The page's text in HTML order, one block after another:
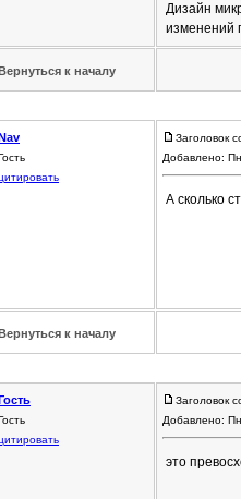
Дизайн
изменений
к началу
Заголовок
Добавлено:
А сколько
к началу
Заголовок
Добавлено:
это